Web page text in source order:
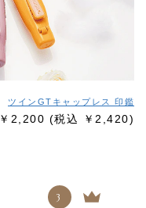
ツインGTキャップレス 印鑑
￥2,200 (税込 ￥2,420)
3